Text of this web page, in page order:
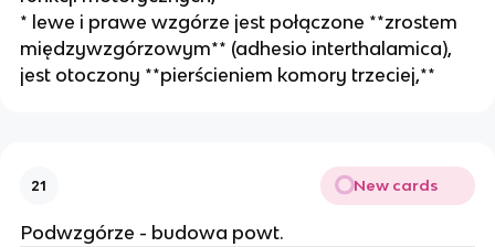
* lewe i prawe wzgórze jest połączone **zrostem
międzywzgórzowym** (adhesio interthalamica),
jest otoczony **pierścieniem komory trzeciej,**
21 New cards
Podwzgórze - budowa powt.